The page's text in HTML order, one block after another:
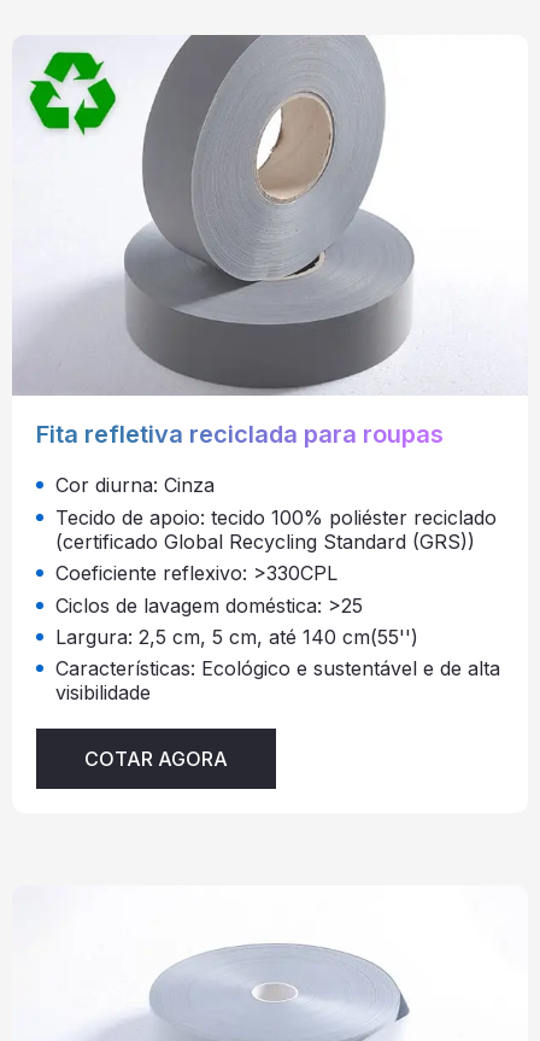
Fita refletiva reciclada para roupas
Cor diurna: Cinza
Tecido de apoio: tecido 100% poliéster reciclado
(certificado Global Recycling Standard (GRS))
Coeficiente reflexivo: >330CPL
Ciclos de lavagem doméstica: >25
Largura: 2,5 cm, 5 cm, até 140 cm(55'')
Características: Ecológico e sustentável e de alta
visibilidade
COTAR AGORA